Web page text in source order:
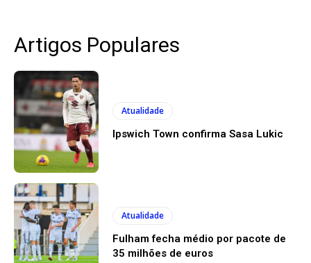
Artigos Populares
Atualidade
Ipswich Town confirma Sasa Lukic
Atualidade
Fulham fecha médio por pacote de
35 milhões de euros